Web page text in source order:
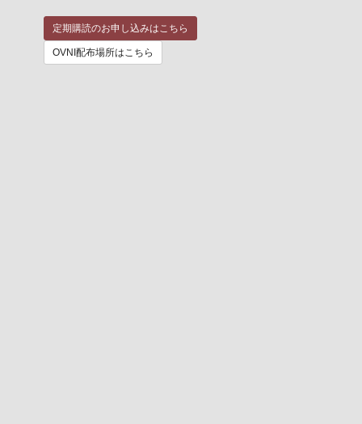
定期購読のお申し込みはこちら
OVNI配布場所はこちら